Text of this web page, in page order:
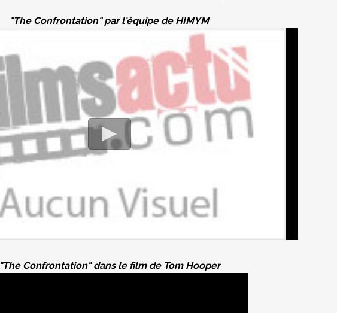
"The Confrontation" par l'équipe de HIMYM
"The Confrontation" dans le film de Tom Hooper